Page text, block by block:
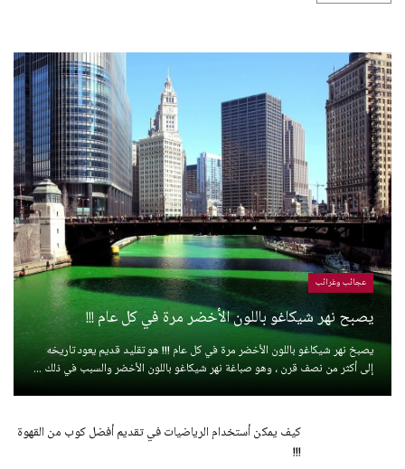
عجائب وغرائب
يصبح نهر شيكاغو باللون الأخضر مرة في كل عام !!!
يصبخ نهر شيكاغو باللون الأخضر مرة في كل عام !!! هو تقليد قديم يعود تاريخه
إلى أكثر من نصف قرن ، وهو صباغة نهر شيكاغو باللون الأخضر والسبب في ذلك ...
كيف يمكن أستخدام الرياضيات في تقديم أفضل كوب من القهوة
!!!